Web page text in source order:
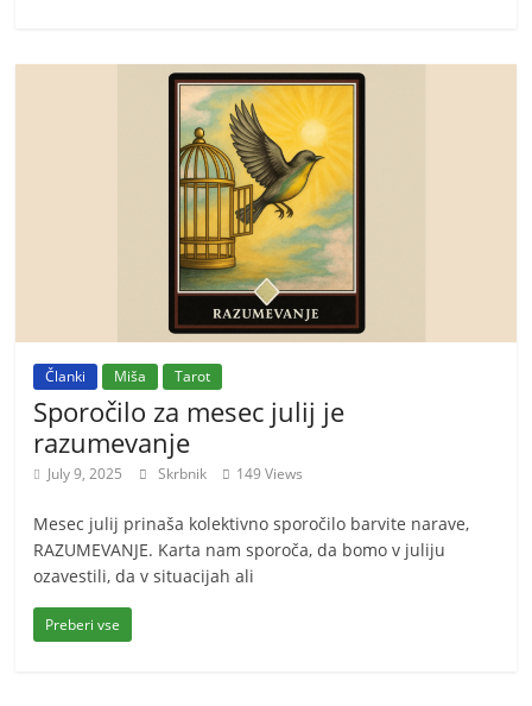
Članki Miša Tarot
Sporočilo za mesec julij je
razumevanje
July 9, 2025 Skrbnik 149 Views
Mesec julij prinaša kolektivno sporočilo barvite narave,
RAZUMEVANJE. Karta nam sporoča, da bomo v juliju
ozavestili, da v situacijah ali
Preberi vse